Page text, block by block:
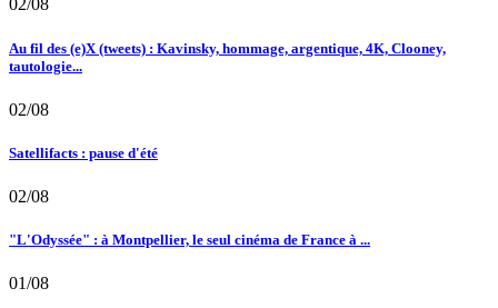
02/08
Au fil des (e)X (tweets) : Kavinsky, hommage, argentique, 4K, Clooney,
tautologie...
02/08
Satellifacts : pause d'été
02/08
"L'Odyssée" : à Montpellier, le seul cinéma de France à ...
01/08